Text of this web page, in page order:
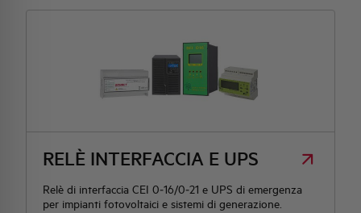
RELÈ INTERFACCIA E UPS
Relè di interfaccia CEI 0‑16/0‑21 e UPS di emergenza
per impianti fotovoltaici e sistemi di generazione.